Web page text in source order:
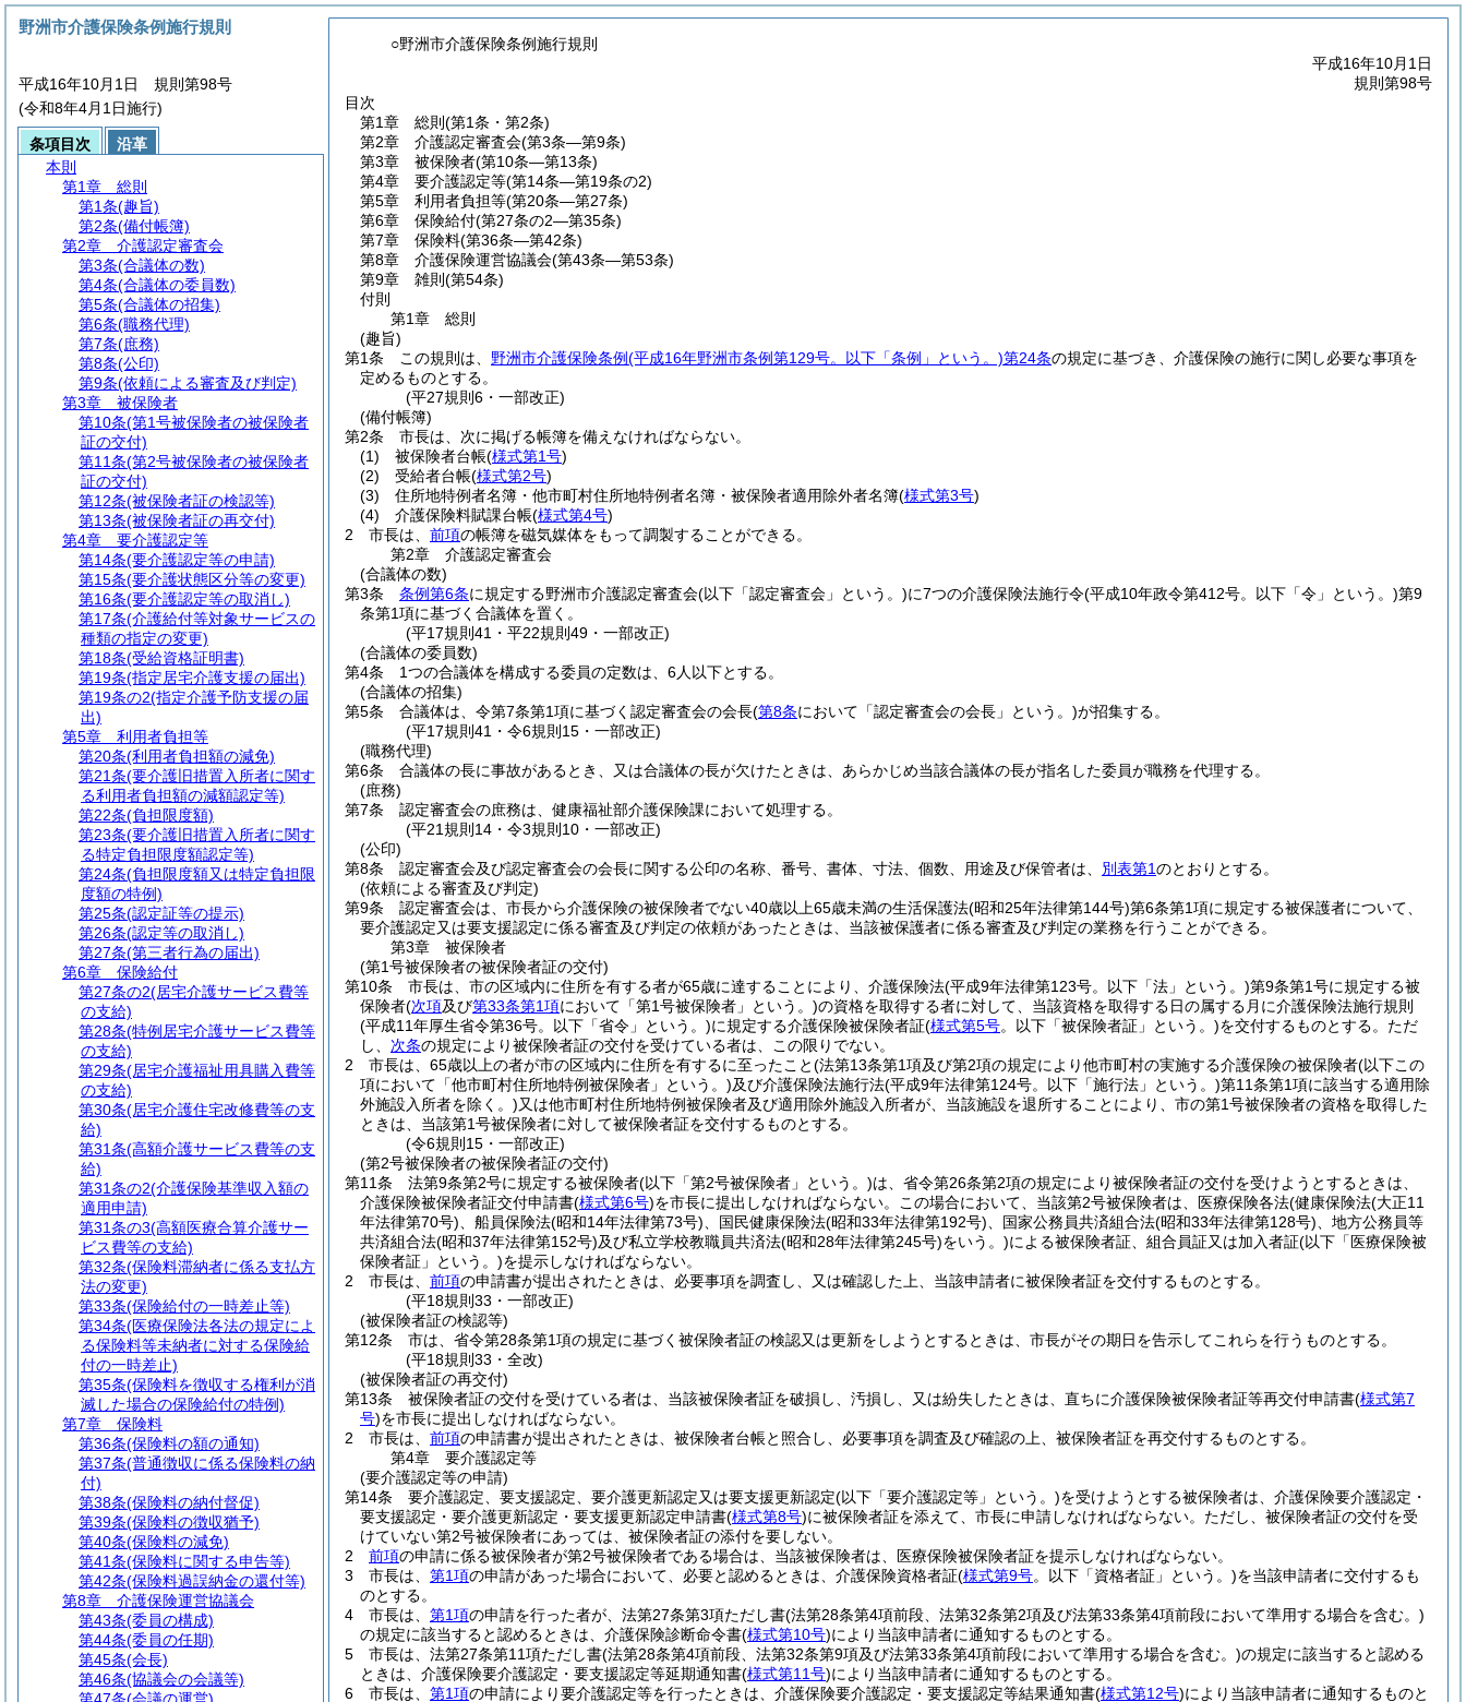
○野洲市介護保険条例施行規則
平成16年10月1日
規則第98号
目次
第1章
総則 (第1条・第2条)
第2章
介護認定審査会(第3条―第9条)
第3章
被保険者(第10条―第13条)
第4章
要介護認定等(第14条―第19条の2)
第5章
利用者負担等(第20条―第27条)
第6章
保険給付(第27条の2―第35条)
第7章
保険料(第36条―第42条)
第8章
介護保険運営協議会(第43条―第53条)
第9章
雑則 (第54条)
付則
第1章
総則
(趣旨)
第1条
この規則は、 野洲市介護保険条例(平成16年野洲市条例第129号。以下「条例」という。)第24条の規定に基づき、介護保険の施行に関し必要な事項を
定めるものとする。
(平27規則6・一部改正)
(備付帳簿)
第2条
市長は、次に掲げる帳簿を備えなければならない。
(1)
被保険者台帳(様式第1号)
(2)
受給者台帳(様式第2号)
(3)
住所地特例者名簿・他市町村住所地特例者名簿・被保険者適用除外者名簿(様式第3号)
(4)
介護保険料賦課台帳(様式第4号)
2
市長は、 前項の帳簿を磁気媒体をもって調製することができる。
第2章
介護認定審査会
(合議体の数)
第3条
条例第6条に規定する野洲市介護認定審査会(以下「認定審査会」という。)に7つの介護保険法施行令(平成10年政令第412号。以下「令」という。)第9
条第1項に基づく合議体を置く。
(平17規則41・平22規則49・一部改正)
(合議体の委員数)
第4条
1つの合議体を構成する委員の定数は、6人以下とする。
(合議体の招集)
第5条
合議体は、令第7条第1項に基づく認定審査会の会長(第8条において「認定審査会の会長」という。)が招集する。
(平17規則41・令6規則15・一部改正)
(職務代理)
第6条
合議体の長に事故があるとき、又は合議体の長が欠けたときは、あらかじめ当該合議体の長が指名した委員が職務を代理する。
(庶務)
第7条
認定審査会の庶務は、健康福祉部介護保険課において処理する。
(平21規則14・令3規則10・一部改正)
(公印)
第8条
認定審査会及び認定審査会の会長に関する公印の名称、番号、書体、寸法、個数、用途及び保管者は、 別表第1のとおりとする。
(依頼による審査及び判定)
第9条
認定審査会は、市長から介護保険の被保険者でない40歳以上65歳未満の生活保護法(昭和25年法律第144号)第6条第1項に規定する被保護者について、
要介護認定又は要支援認定に係る審査及び判定の依頼があったときは、当該被保護者に係る審査及び判定の業務を行うことができる。
第3章
被保険者
(第1号被保険者の被保険者証の交付)
第10条
市長は、市の区域内に住所を有する者が65歳に達することにより、介護保険法(平成9年法律第123号。以下「法」という。)第9条第1号に規定する被
保険者(次項及び第33条第1項において「第1号被保険者」という。)の資格を取得する者に対して、当該資格を取得する日の属する月に介護保険法施行規則
(平成11年厚生省令第36号。以下「省令」という。)に規定する介護保険被保険者証(様式第5号。以下「被保険者証」という。)を交付するものとする。 ただ
し、 次条の規定により被保険者証の交付を受けている者は、この限りでない。
2
市長は、65歳以上の者が市の区域内に住所を有するに至ったこと(法第13条第1項及び第2項の規定により他市町村の実施する介護保険の被保険者(以下この
項において「他市町村住所地特例被保険者」という。)及び介護保険法施行法(平成9年法律第124号。以下「施行法」という。)第11条第1項に該当する適用除
外施設入所者を除く。)又は他市町村住所地特例被保険者及び適用除外施設入所者が、当該施設を退所することにより、市の第1号被保険者の資格を取得した
ときは、当該第1号被保険者に対して被保険者証を交付するものとする。
(令6規則15・一部改正)
(第2号被保険者の被保険者証の交付)
第11条
法第9条第2号に規定する被保険者(以下「第2号被保険者」という。)は、省令第26条第2項の規定により被保険者証の交付を受けようとするときは、
介護保険被保険者証交付申請書(様式第6号)を市長に提出しなければならない。 この場合において、当該第2号被保険者は、医療保険各法(健康保険法(大正11
年法律第70号) 、船員保険法(昭和14年法律第73号) 、国民健康保険法(昭和33年法律第192号) 、国家公務員共済組合法(昭和33年法律第128号) 、地方公務員等
共済組合法(昭和37年法律第152号)及び私立学校教職員共済法(昭和28年法律第245号)をいう。)による被保険者証、組合員証又は加入者証(以下「医療保険被
保険者証」という。)を提示しなければならない。
2
市長は、 前項の申請書が提出されたときは、必要事項を調査し、又は確認した上、当該申請者に被保険者証を交付するものとする。
(平18規則33・一部改正)
(被保険者証の検認等)
第12条
市は、省令第28条第1項の規定に基づく被保険者証の検認又は更新をしようとするときは、市長がその期日を告示してこれらを行うものとする。
(平18規則33・全改)
(被保険者証の再交付)
第13条
被保険者証の交付を受けている者は、当該被保険者証を破損し、汚損し、又は紛失したときは、直ちに介護保険被保険者証等再交付申請書(様式第7
号)を市長に提出しなければならない。
2
市長は、 前項の申請書が提出されたときは、被保険者台帳と照合し、必要事項を調査及び確認の上、被保険者証を再交付するものとする。
第4章
要介護認定等
(要介護認定等の申請)
第14条
要介護認定、要支援認定、要介護更新認定又は要支援更新認定(以下「要介護認定等」という。)を受けようとする被保険者は、介護保険要介護認定・
要支援認定・要介護更新認定・要支援更新認定申請書(様式第8号)に被保険者証を添えて、市長に申請しなければならない。 ただし、被保険者証の交付を受
けていない第2号被保険者にあっては、被保険者証の添付を要しない。
2
前項の申請に係る被保険者が第2号被保険者である場合は、当該被保険者は、医療保険被保険者証を提示しなければならない。
3
市長は、 第1項の申請があった場合において、必要と認めるときは、介護保険資格者証(様式第9号。以下「資格者証」という。)を当該申請者に交付するも
のとする。
4
市長は、 第1項の申請を行った者が、法第27条第3項ただし書(法第28条第4項前段、法第32条第2項及び法第33条第4項前段において準用する場合を含む。)
の規定に該当すると認めるときは、介護保険診断命令書(様式第10号)により当該申請者に通知するものとする。
5
市長は、法第27条第11項ただし書(法第28条第4項前段、法第32条第9項及び法第33条第4項前段において準用する場合を含む。)の規定に該当すると認める
ときは、介護保険要介護認定・要支援認定等延期通知書(様式第11号)により当該申請者に通知するものとする。
6
市長は、 第1項の申請により要介護認定等を行ったときは、介護保険要介護認定・要支援認定等結果通知書(様式第12号)により当該申請者に通知するものと
野洲市介護保険条例施行規則
平成16年10月1日 規則第98号
(令和8年4月1日施行)
条項目次
沿革
本則
第1章
総則
第1条(趣旨)
第2条(備付帳簿)
第2章
介護認定審査会
第3条(合議体の数)
第4条(合議体の委員数)
第5条(合議体の招集)
第6条(職務代理)
第7条(庶務)
第8条(公印)
第9条(依頼による審査及び判定)
第3章
被保険者
第10条(第1号被保険者の被保険者
証の交付)
第11条(第2号被保険者の被保険者
証の交付)
第12条(被保険者証の検認等)
第13条(被保険者証の再交付)
第4章
要介護認定等
第14条(要介護認定等の申請)
第15条(要介護状態区分等の変更)
第16条(要介護認定等の取消し)
第17条(介護給付等対象サービスの
種類の指定の変更)
第18条(受給資格証明書)
第19条(指定居宅介護支援の届出)
第19条の2(指定介護予防支援の届
出)
第5章
利用者負担等
第20条(利用者負担額の減免)
第21条(要介護旧措置入所者に関す
る利用者負担額の減額認定等)
第22条(負担限度額)
第23条(要介護旧措置入所者に関す
る特定負担限度額認定等)
第24条(負担限度額又は特定負担限
度額の特例)
第25条(認定証等の提示)
第26条(認定等の取消し)
第27条(第三者行為の届出)
第6章
保険給付
第27条の2(居宅介護サービス費等
の支給)
第28条(特例居宅介護サービス費等
の支給)
第29条(居宅介護福祉用具購入費等
の支給)
第30条(居宅介護住宅改修費等の支
給)
第31条(高額介護サービス費等の支
給)
第31条の2(介護保険基準収入額の
適用申請)
第31条の3(高額医療合算介護サー
ビス費等の支給)
第32条(保険料滞納者に係る支払方
法の変更)
第33条(保険給付の一時差止等)
第34条(医療保険法各法の規定によ
る保険料等未納者に対する保険給
付の一時差止)
第35条(保険料を徴収する権利が消
滅した場合の保険給付の特例)
第7章
保険料
第36条(保険料の額の通知)
第37条(普通徴収に係る保険料の納
付)
第38条(保険料の納付督促)
第39条(保険料の徴収猶予)
第40条(保険料の減免)
第41条(保険料に関する申告等)
第42条(保険料過誤納金の還付等)
第8章
介護保険運営協議会
第43条(委員の構成)
第44条(委員の任期)
第45条(会長)
第46条(協議会の会議等)